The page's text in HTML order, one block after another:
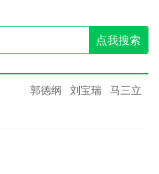
点我搜索
郭德纲 刘宝瑞 马三立